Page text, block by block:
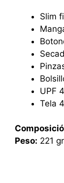
Slim
UPF
Tela
Peso: 221